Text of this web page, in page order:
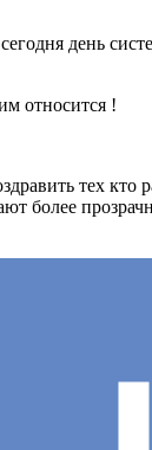
день
относится !
тех кто
более